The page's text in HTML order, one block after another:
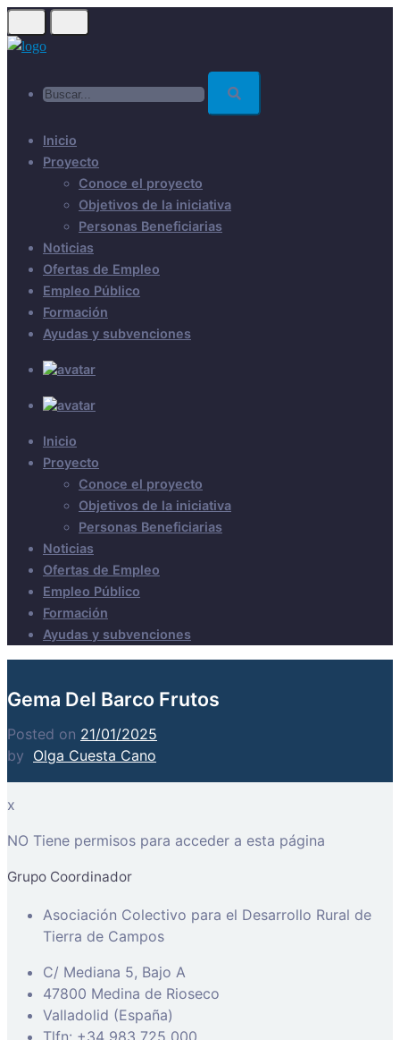
Skip
to
Inicio
Proyecto
Conoce el proyecto
Objetivos de la iniciativa
Personas Beneficiarias
Noticias
Ofertas de Empleo
Empleo Público
Formación
Ayudas y subvenciones
Inicio
Proyecto
Conoce el proyecto
Objetivos de la iniciativa
Personas Beneficiarias
Noticias
Ofertas de Empleo
Empleo Público
Formación
Ayudas y subvenciones
Gema Del Barco Frutos
Posted on 21/01/2025
by Olga Cuesta Cano
x
NO Tiene permisos para acceder a esta página
Grupo Coordinador
Asociación Colectivo para el Desarrollo Rural de
Tierra de Campos
C/ Mediana 5, Bajo A
47800 Medina de Rioseco
Valladolid (España)
Tlfn: +34 983 725 000